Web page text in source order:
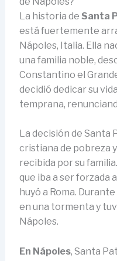
La historia de Santa
está fuertemente
Nápoles, Italia. Ella
una familia noble,
Constantino el
decidió dedicar su
temprana,
La decisión de Santa
cristiana de pobreza
recibida por su
que iba a ser forzada
huyó a Roma.
en una tormenta y
Nápoles.
En Nápoles, Santa